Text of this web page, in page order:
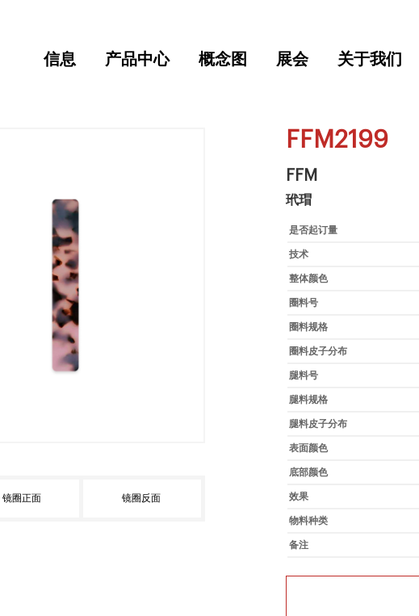
信息 产品中心 概念图 展会 关于我们
镜圈正面 镜圈反面
FFM2199
FFM
玳瑁
是否起订量
技术
整体颜色
圈料号
圈料规格
圈料皮子分布
腿料号
腿料规格
腿料皮子分布
表面颜色
底部颜色
效果
物料种类
备注